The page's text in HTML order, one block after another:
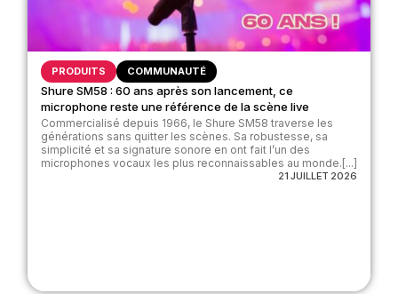
PRODUITS COMMUNAUTÉ
Shure SM58 : 60 ans après son lancement, ce
microphone reste une référence de la scène live
Commercialisé depuis 1966, le Shure SM58 traverse les
générations sans quitter les scènes. Sa robustesse, sa
simplicité et sa signature sonore en ont fait l’un des
microphones vocaux les plus reconnaissables au monde.[...]
21 JUILLET 2026